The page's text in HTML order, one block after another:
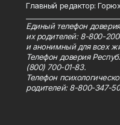
Главный редактор:
Единый телефон
их родителей: 8-800-
и анонимный для всех
Телефон доверия
(800) 700-01-83.
Телефон
родителей: 8-800-347-